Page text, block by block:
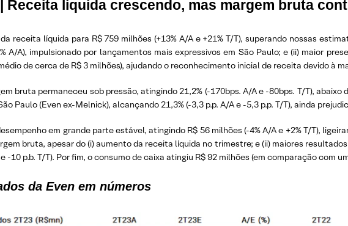
Receita líquida crescendo, mas margem bruta
receita líquida para R$ 759 milhões (+13% A/A e +21% T/T), superando nossas
A/A), impulsionado por lançamentos mais expressivos em São Paulo; e (ii) maior
de cerca de R$ 3 milhões), ajudando o reconhecimento inicial de receita devido à
bruta permaneceu sob pressão, atingindo 21,2% (-170bps. A/A e -80bps. T/T),
Paulo (Even ex-Melnick), alcançando 21,3% (-3,3 p.p. A/A e -5,3 p.p. T/T), ainda
em grande parte estável, atingindo R$ 56 milhões (-4% A/A e +2% T/T),
bruta, apesar do (i) aumento da receita líquida no trimestre; e (ii) maiores resultados
-10 p.b. T/T). Por fim, o consumo de caixa atingiu R$ 92 milhões (em comparação com
da Even em números